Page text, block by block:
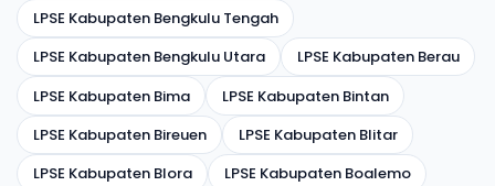
LPSE Kabupaten Bengkulu Tengah
LPSE Kabupaten Bengkulu Utara
LPSE Kabupaten Berau
LPSE Kabupaten Bima
LPSE Kabupaten Bintan
LPSE Kabupaten Bireuen
LPSE Kabupaten Blitar
LPSE Kabupaten Blora
LPSE Kabupaten Boalemo